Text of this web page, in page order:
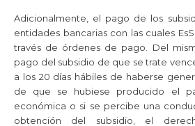
Adicionalmente, el pago de los
entidades bancarias con las cuales
través de órdenes de pago. Del
pago del subsidio de que se trate
a los 20 días hábiles de haberse
de que se hubiese producido el
económica o si se percibe una
obtención del subsidio, el